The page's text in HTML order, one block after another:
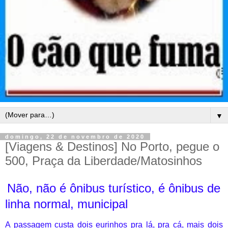
▼
domingo, 22 de novembro de 2020
[Viagens & Destinos] No Porto, pegue o
500, Praça da Liberdade/Matosinhos
Não, não é ônibus turístico, é ônibus de
linha normal, municipal
A passagem custa dois eurinhos pra lá, pra cá, mais dois